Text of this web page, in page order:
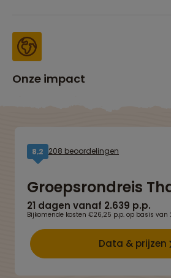
Onze impact
8,2 208 beoordelingen
Groepsrondreis
21 dagen vanaf 2.639 p.p.
Bijkomende kosten €26,25 p.p. op basis van
Data & prijzen